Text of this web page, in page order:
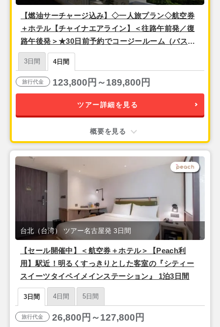
【燃油サーチャージ込み】◇一人旅プラン◇航空券
＋ホテル【チャイナエアライン】＜往路午前発／復
路午後発＞★30日前予約でコージールーム（バスタ
ブ付き）へ無料アップグレード『ホテルCOZZI台北
民生館』 3泊4日間
3日間 4日間
旅行代金 123,800円～189,800円
ツアー詳細を見る
概要を見る
【セール開催中】＜航空券＋ホテル＞【Peach利
用】駅近！明るくすっきりとした客室の『シティー
スイーツタイペイメインステーション』 1泊3日間
台北（台湾） ツアー名古屋発 3日間
3日間 4日間 5日間
旅行代金 26,800円～127,800円